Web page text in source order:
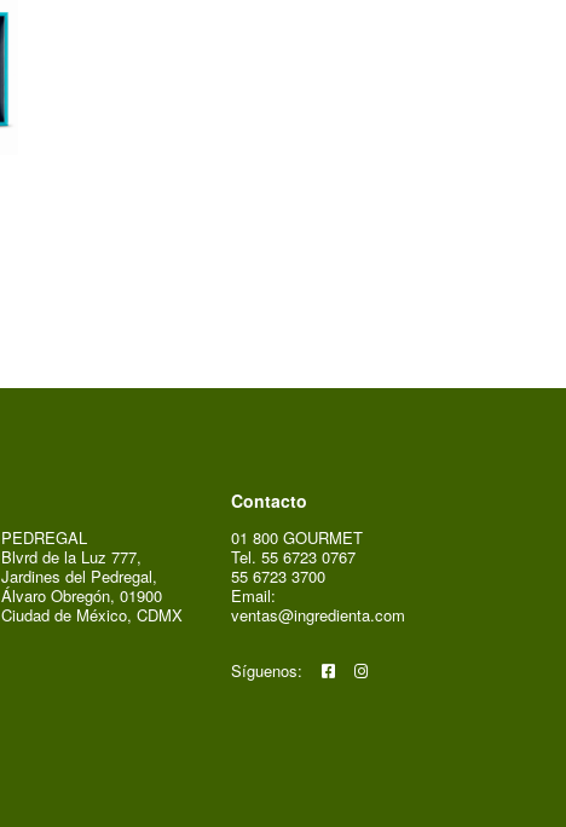
PEDREGAL
Blvrd de la Luz 777,
Jardines del Pedregal,
Álvaro Obregón, 01900
Ciudad de México, CDMX
Contacto
01 800 GOURMET
Tel. 55 6723 0767
55 6723 3700
Email:
ventas@ingredienta.com
Síguenos: